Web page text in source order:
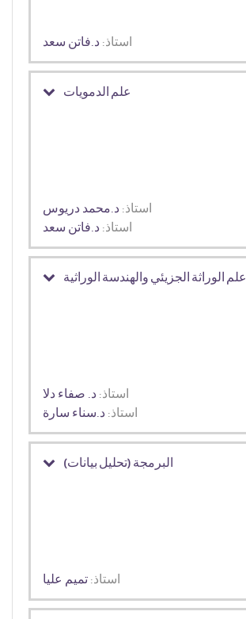
استاذ: د.فاتن سعد
علم الدمويات
استاذ: د.محمد دريوس
استاذ: د.فاتن سعد
علم الوراثة الجزيئي والهندسة الوراثية
استاذ: د. صفاء دلا
استاذ: د.سناء سارة
البرمجة (تحليل بيانات)
استاذ: تميم عليا